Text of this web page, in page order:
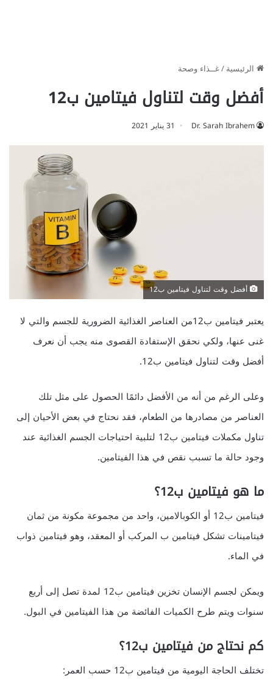
الرئيسية/غــذاء وصحة
أفضل وقت لتناول فيتامين ب12
Dr. Sarah Ibrahem 31 يناير 2021
أفضل وقت لتناول فيتامين ب12
يعتبر فيتامين ب12من العناصر الغذائية الضرورية للجسم والتي لا
غنى عنها، ولكي نحقق الإستفادة القصوى منه يجب أن نعرف
أفضل وقت لتناول فيتامين ب12.
وعلى الرغم من أنه من الأفضل دائمًا الحصول على مثل تلك
العناصر من مصادرها من الطعام، فقد نحتاج في بعض الأحيان إلى
تناول مكملات فيتامين ب12 لتلبية احتياجات الجسم الغذائية عند
وجود حالة ما تسبب نقص في هذا الفيتامين.
ما هو فيتامين ب12؟
فيتامين ب12 أو الكوبالامين، واحد من مجموعة مكونة من ثمان
فيتامينات تشكل فيتامين ب المركب أو المعقد، وهو فيتامين ذواب
في الماء.
ويمكن لجسم الإنسان تخزين فيتامين ب12 لمدة تصل إلى أربع
سنوات ويتم طرح الكميات الفائضة من هذا الفيتامين في البول.
كم نحتاج من فيتامين ب12؟
تختلف الحاجة اليومية من فيتامين ب12 حسب العمر: